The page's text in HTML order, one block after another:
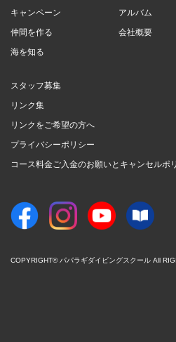
キャンペーン
仲間を作る
海を知る
アルバム
会社概要
スタッフ募集
リンク集
リンクをご希望の方へ
プライバシーポリシー
コース料金ご入金のお願いとキャンセルポ
COPYRIGHT© パパラギダイビングスクール All